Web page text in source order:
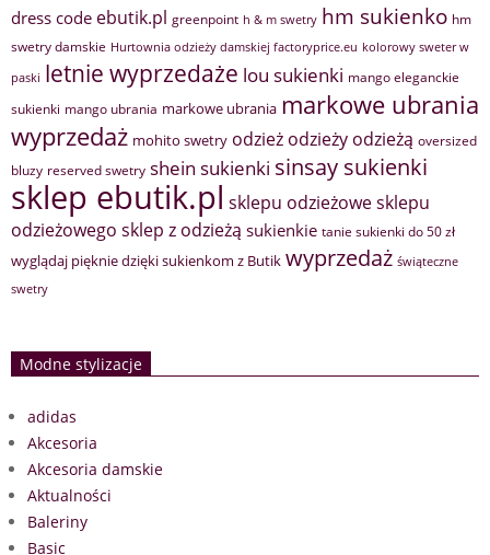
dress code ebutik.pl greenpoint h & m swetry hm sukienko hm
swetry damskie Hurtownia odzieży damskiej factoryprice.eu kolorowy sweter w
paski letnie wyprzedaże lou sukienki mango eleganckie
sukienki mango ubrania markowe ubrania markowe ubrania
wyprzedaż mohito swetry odzież odzieży odzieżą oversized
bluzy reserved swetry shein sukienki sinsay sukienki
sklep ebutik.pl sklepu odzieżowesklepu
odzieżowego sklep z odzieżą sukienkie tanie sukienki do 50 zł
wyglądaj pięknie dzięki sukienkom z Butik wyprzedaż świąteczne
swetry
Modne stylizacje
adidas
Akcesoria
Akcesoria damskie
Aktualności
Baleriny
Basic